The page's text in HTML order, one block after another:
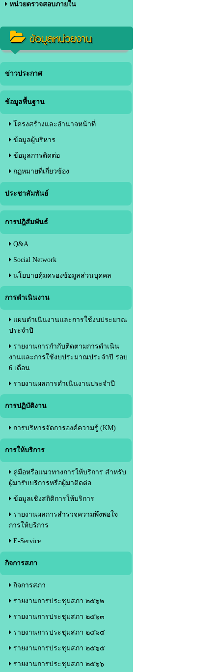
หน่วยตรวจสอบภายใน
ข้อมูลหน่วยงาน
ข่าวประกาศ
ข้อมูลพื้นฐาน
โครงสร้างและอำนาจหน้าที่
ข้อมูลผู้บริหาร
ข้อมูลการติดต่อ
กฏหมายที่เกี่ยวข้อง
ประชาสัมพันธ์
การปฎิสัมพันธ์
Q&A
Social Network
นโยบายคุ้มครองข้อมูลส่วนบุคคล
การดำเนินงาน
แผนดำเนินงานและการใช้งบประมาณ
ประจำปี
รายงานการกำกับติดตามการดำเนิน
งานและการใช้งบประมาณประจำปี รอบ
6 เดือน
รายงานผลการดำเนินงานประจำปี
การปฏิบัติงาน
การบริหารจัดการองค์ความรู้ (KM)
การให้บริการ
คู่มือหรือแนวทางการให้บริการ สำหรับ
ผู้มารับบริการหรือผู้มาติดต่อ
ข้อมูลเชิงสถิติการให้บริการ
รายงานผลการสำรวจความพึงพอใจ
การให้บริการ
E-Service
กิจการสภา
กิจการสภา
รายงานการประชุมสภา ๒๕๖๒
รายงานการประชุมสภา ๒๕๖๓
รายงานการประชุมสภา ๒๕๖๔
รายงานการประชุมสภา ๒๕๖๕
รายงานการประชุมสภา ๒๕๖๖